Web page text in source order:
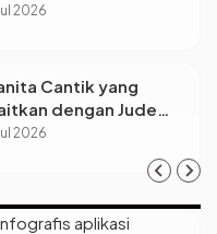
2026
Cantik yang
dengan Jude
2026